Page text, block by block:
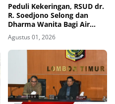
Peduli Kekeringan, RSUD dr.
R. Soedjono Selong dan
Dharma Wanita Bagi Air
Bersih di Sekaroh
Agustus 01, 2026